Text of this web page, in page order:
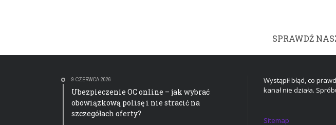
SPRAWDŹ
9 CZERWCA 2026
Ubezpieczenie OC online – jak wybrać
obowiązkową polisę i nie stracić na
szczegółach oferty?
Wystąpił błąd, co
kanał nie działa.
Sitemap